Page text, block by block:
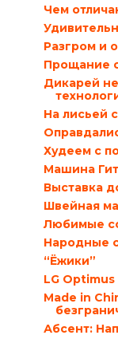
Чем
Разгром и
Прощание
Дикарей
На лисьей
Худеем с
Машина
Выставка
Швейная
Любимые
Народные
“Ёжики”
LG Optimus
Мade in
Абсент: